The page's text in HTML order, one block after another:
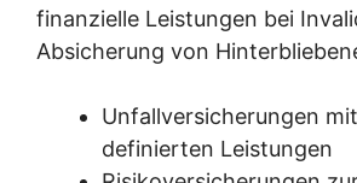
finanzielle Leistungen bei
Absicherung von
Unfallversicherungen
definierten Leistungen